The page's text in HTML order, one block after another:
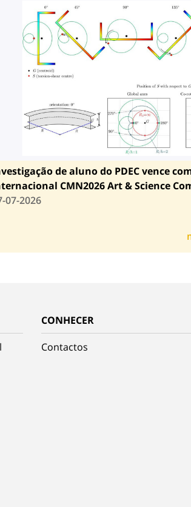
de aluno do PDEC vence
CMN2026 Art & Science
07-2026
CONHECER
Contactos